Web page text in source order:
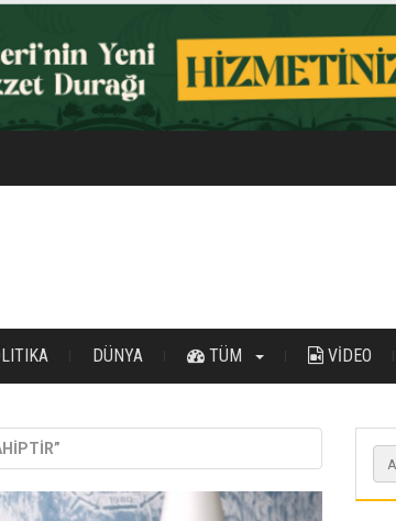
DÜNYA TÜM VİDEO